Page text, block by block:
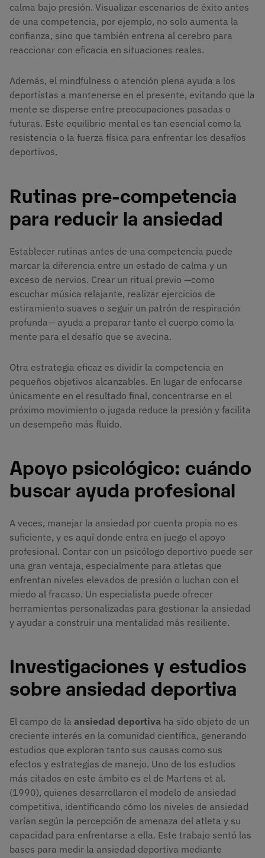
calma bajo presión. Visualizar escenarios de éxito antes
de una competencia, por ejemplo, no solo aumenta la
confianza, sino que también entrena al cerebro para
reaccionar con eficacia en situaciones reales.
Además, el mindfulness o atención plena ayuda a los
deportistas a mantenerse en el presente, evitando que la
mente se disperse entre preocupaciones pasadas o
futuras. Este equilibrio mental es tan esencial como la
resistencia o la fuerza física para enfrentar los desafíos
deportivos.
Rutinas pre-competencia
para reducir la ansiedad
Establecer rutinas antes de una competencia puede
marcar la diferencia entre un estado de calma y un
exceso de nervios. Crear un ritual previo —como
escuchar música relajante, realizar ejercicios de
estiramiento suaves o seguir un patrón de respiración
profunda— ayuda a preparar tanto el cuerpo como la
mente para el desafío que se avecina.
Otra estrategia eficaz es dividir la competencia en
pequeños objetivos alcanzables. En lugar de enfocarse
únicamente en el resultado final, concentrarse en el
próximo movimiento o jugada reduce la presión y facilita
un desempeño más fluido.
Apoyo psicológico: cuándo
buscar ayuda profesional
A veces, manejar la ansiedad por cuenta propia no es
suficiente, y es aquí donde entra en juego el apoyo
profesional. Contar con un psicólogo deportivo puede ser
una gran ventaja, especialmente para atletas que
enfrentan niveles elevados de presión o luchan con el
miedo al fracaso. Un especialista puede ofrecer
herramientas personalizadas para gestionar la ansiedad
y ayudar a construir una mentalidad más resiliente.
Investigaciones y estudios
sobre ansiedad deportiva
El campo de la ansiedad deportiva ha sido objeto de un
creciente interés en la comunidad científica, generando
estudios que exploran tanto sus causas como sus
efectos y estrategias de manejo. Uno de los estudios
más citados en este ámbito es el de Martens et al.
(1990), quienes desarrollaron el modelo de ansiedad
competitiva, identificando cómo los niveles de ansiedad
varían según la percepción de amenaza del atleta y su
capacidad para enfrentarse a ella. Este trabajo sentó las
bases para medir la ansiedad deportiva mediante